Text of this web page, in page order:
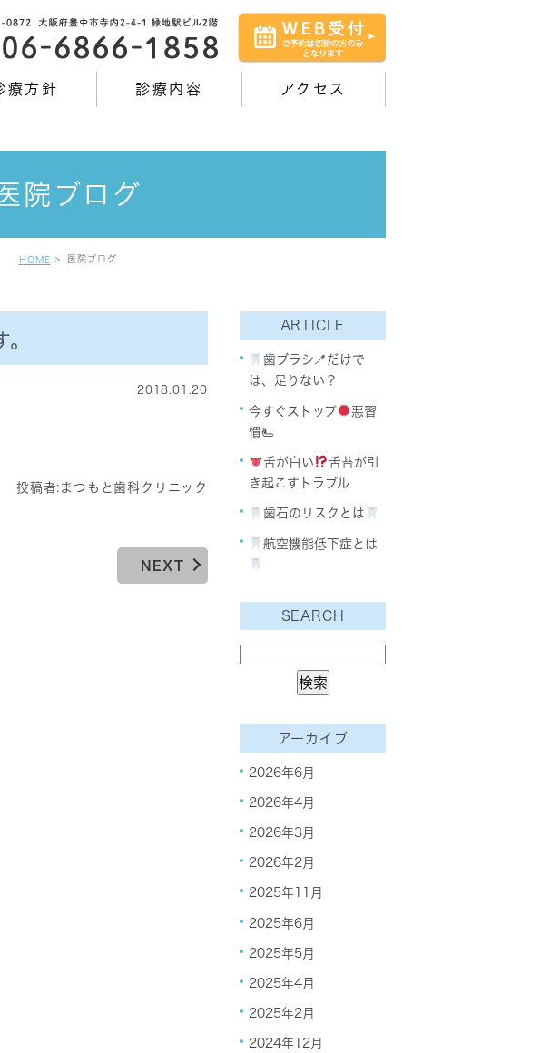
療方針 診療内容 アクセス
医院ブログ
HOME 医院ブログ
2018.01.20
投稿者: まつもと歯科クリニック
NEXT
ARTICLE
歯ブラシ🪥だけで
は、足りない？
今すぐストップ
悪習
慣🫷
舌が白い
舌苔が引
き起こすトラブル
歯石のリスクとは
航空機能低下症とは
SEARCH
アーカイブ
2026年6月
2026年4月
2026年3月
2026年2月
2025年11月
2025年6月
2025年5月
2025年4月
2025年2月
2024年12月